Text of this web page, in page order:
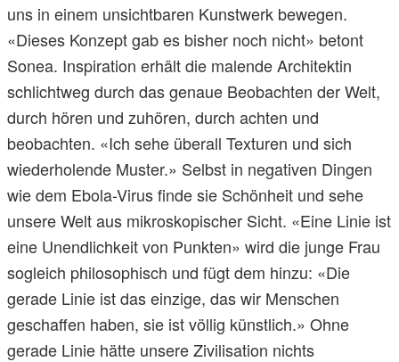
uns in einem unsichtbaren Kunstwerk bewegen.
«Dieses Konzept gab es bisher noch nicht» betont
Sonea. Inspiration erhält die malende Architektin
schlichtweg durch das genaue Beobachten der Welt,
durch hören und zuhören, durch achten und
beobachten. «Ich sehe überall Texturen und sich
wiederholende Muster.» Selbst in negativen Dingen
wie dem Ebola-Virus finde sie Schönheit und sehe
unsere Welt aus mikroskopischer Sicht. «Eine Linie ist
eine Unendlichkeit von Punkten» wird die junge Frau
sogleich philosophisch und fügt dem hinzu: «Die
gerade Linie ist das einzige, das wir Menschen
geschaffen haben, sie ist völlig künstlich.» Ohne
gerade Linie hätte unsere Zivilisation nichts